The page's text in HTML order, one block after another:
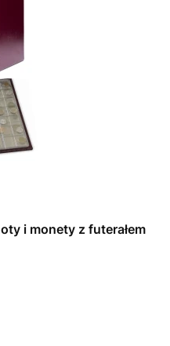
i monety z futerałem